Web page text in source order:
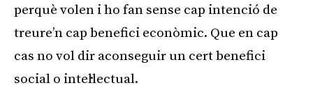
perquè volen i ho fan sense cap intenció de
treure’n cap benefici econòmic. Que en cap
cas no vol dir aconseguir un cert benefici
social o intel·lectual.